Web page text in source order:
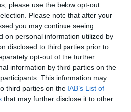
please use the below opt-out
Please note that after your
you may continue seeing
on personal information utilized by
disclosed to third parties prior to
opt-out of the further
information by third parties on the
This information may
third parties on the IAB’s List of
that may further disclose it to other
Σάββατο - «Red
Σάμο, Ικαρία
η Πολιτική
καθώς το Σάββατο
πυρκαγιάς. Πολύ